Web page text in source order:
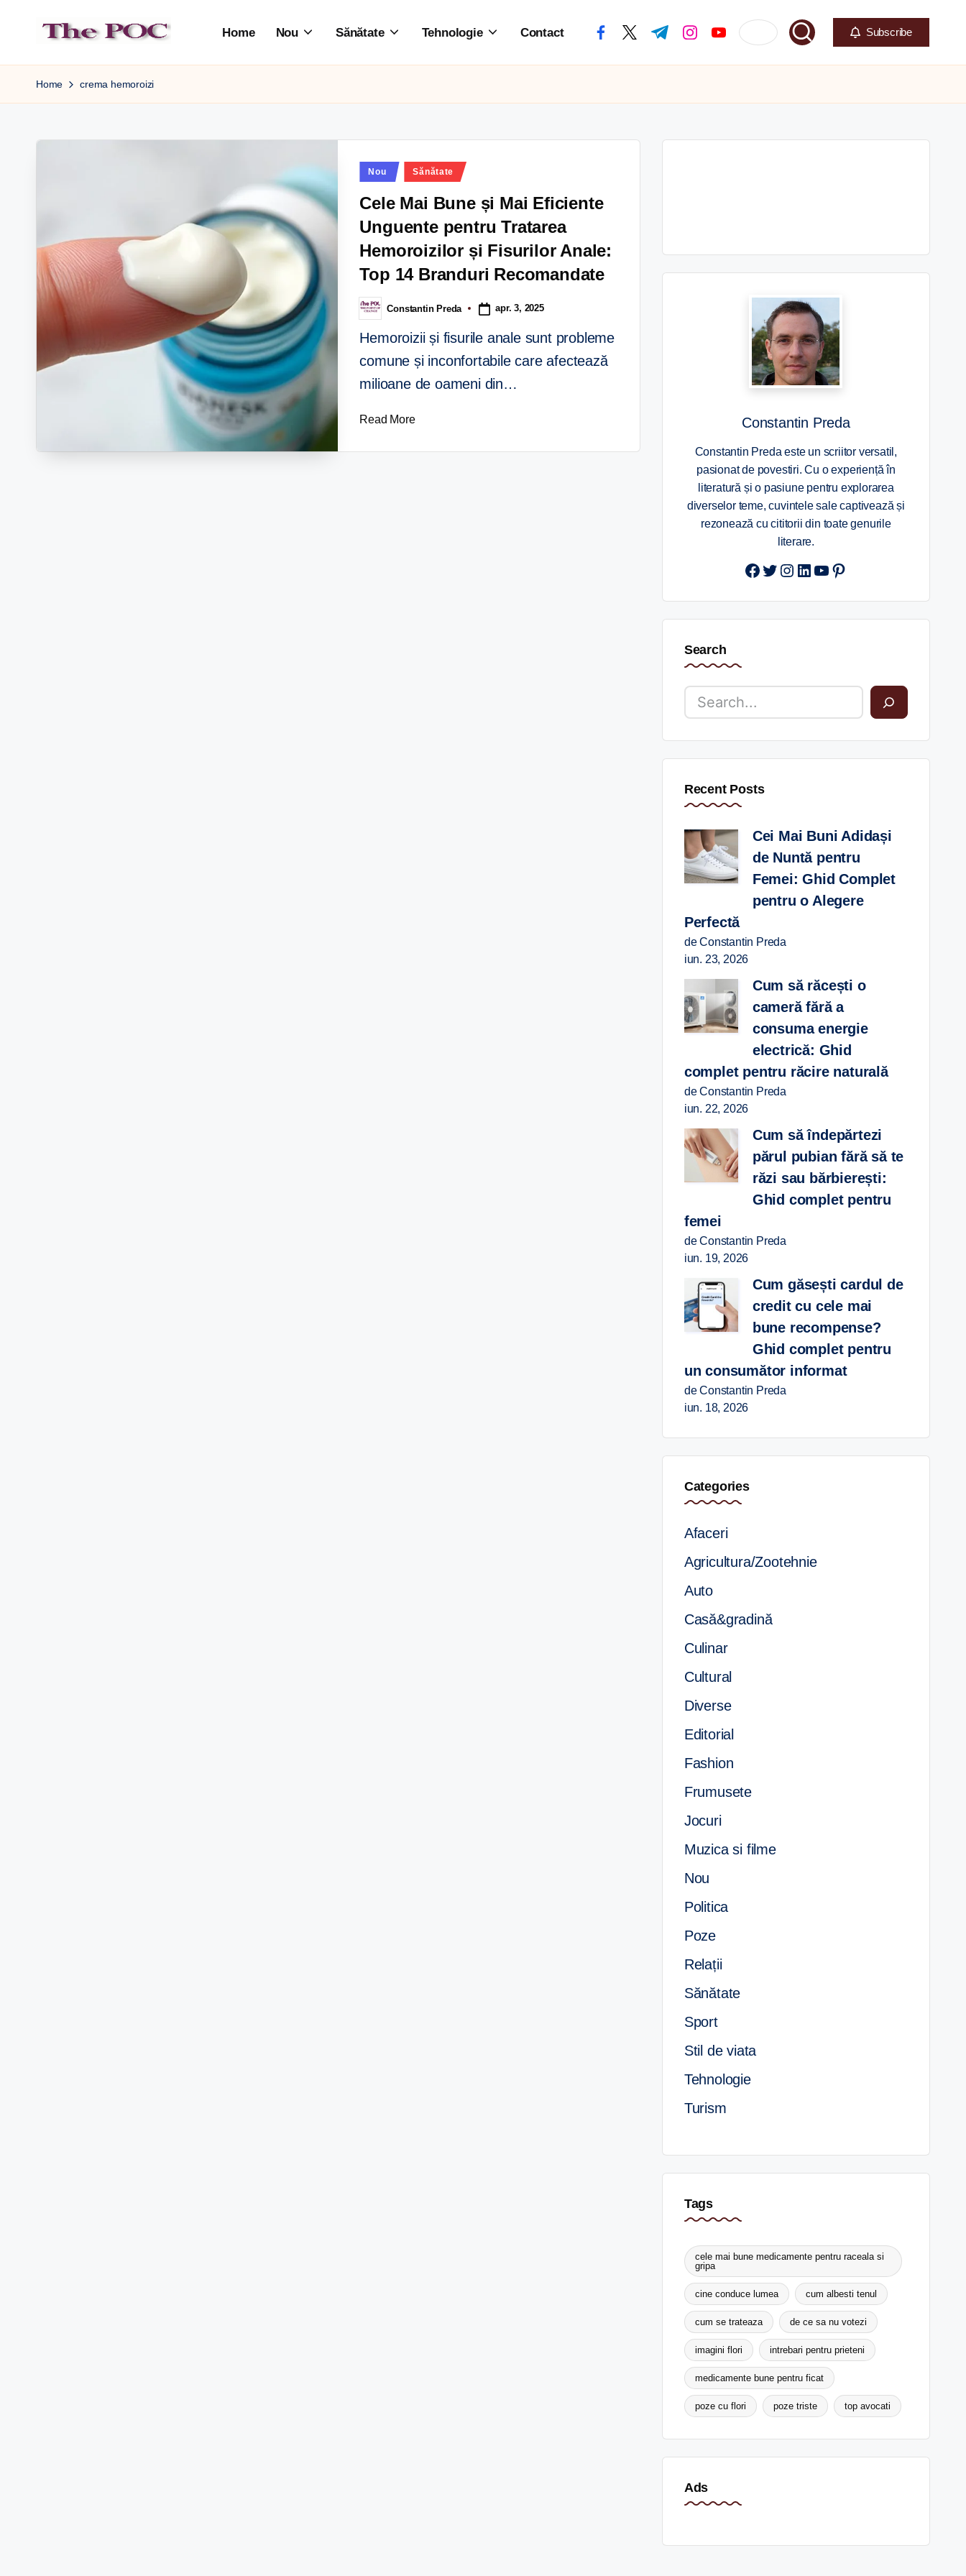
to
content
Home Nou Sănătate Tehnologie Contact Subscribe
Home crema hemoroizi
Nou Sănătate
Cele Mai Bune și Mai Eficiente
Unguente pentru Tratarea
Hemoroizilor și Fisurilor Anale:
Top 14 Branduri Recomandate
Constantin Preda apr. 3, 2025
Hemoroizii și fisurile anale sunt probleme
comune și inconfortabile care afectează
milioane de oameni din…
Read More Constantin Preda
Constantin Preda este un scriitor versatil,
pasionat de povestiri. Cu o experiență în
literatură și o pasiune pentru explorarea
diverselor teme, cuvintele sale captivează și
rezonează cu cititorii din toate genurile
literare.
Twitter
Instagram
LinkedIn
YouTube
Pinterest
Search
Recent Posts
Cei Mai Buni Adidași
de Nuntă pentru
Femei: Ghid Complet
pentru o Alegere
Perfectă
de Constantin Preda
iun. 23, 2026
Cum să răcești o
cameră fără a
consuma energie
electrică: Ghid
complet pentru răcire naturală
de Constantin Preda
iun. 22, 2026
Cum să îndepărtezi
părul pubian fără să te
răzi sau bărbierești:
Ghid complet pentru
femei
de Constantin Preda
iun. 19, 2026
Cum găsești cardul de
credit cu cele mai
bune recompense?
Ghid complet pentru
un consumător informat
de Constantin Preda
iun. 18, 2026
Categories
Afaceri
Agricultura/Zootehnie
Auto
Casă&gradină
Culinar
Cultural
Diverse
Editorial
Fashion
Frumusete
Jocuri
Muzica si filme
Nou
Politica
Poze
Relații
Sănătate
Sport
Stil de viata
Tehnologie
Turism
Tags
cele mai bune medicamente pentru raceala si
gripa
cine conduce lumea cum albesti tenul
cum se trateaza de ce sa nu votezi
imagini flori intrebari pentru prieteni
medicamente bune pentru ficat
poze cu flori poze triste top avocati
Ads